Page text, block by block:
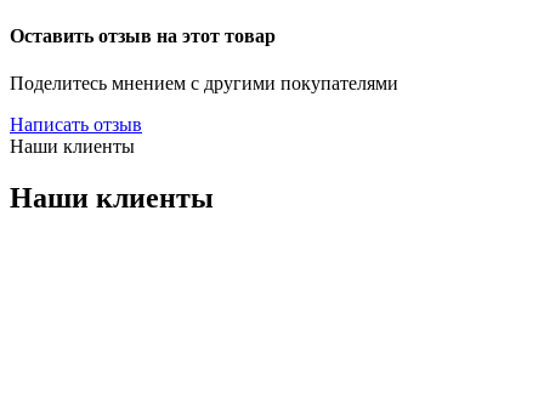
Оставить отзыв на этот товар
Поделитесь мнением с другими покупателями
Написать отзыв
Наши клиенты
Наши клиенты